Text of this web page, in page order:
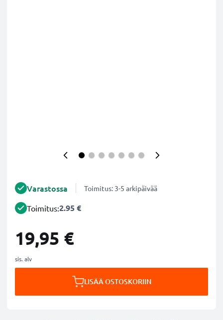
Varastossa Toimitus: 3-5 arkipäivää
Toimitus:2.95 €
19,95 €
sis. alv
LISÄÄ OSTOSKORIIN